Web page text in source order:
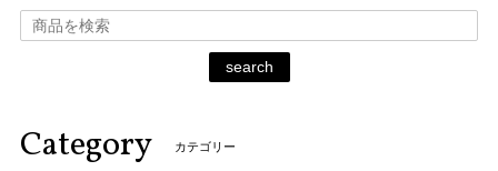
search
Category カテゴリー